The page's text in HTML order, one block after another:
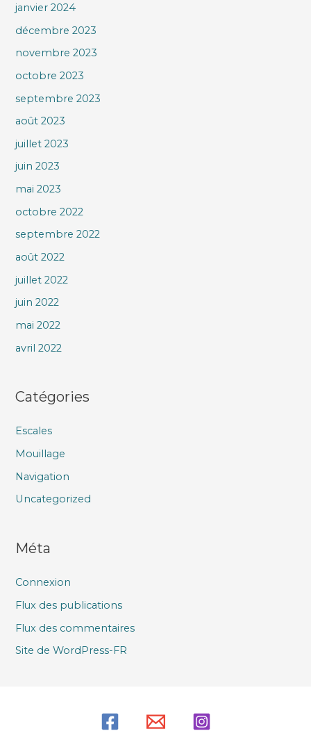
janvier 2024
décembre 2023
novembre 2023
octobre 2023
septembre 2023
août 2023
juillet 2023
juin 2023
mai 2023
octobre 2022
septembre 2022
août 2022
juillet 2022
juin 2022
mai 2022
avril 2022
Catégories
Escales
Mouillage
Navigation
Uncategorized
Méta
Connexion
Flux des publications
Flux des commentaires
Site de WordPress-FR